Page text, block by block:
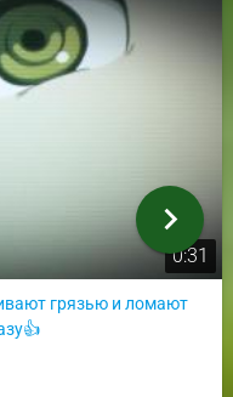
0:31
грязью и ломают
chevron_right